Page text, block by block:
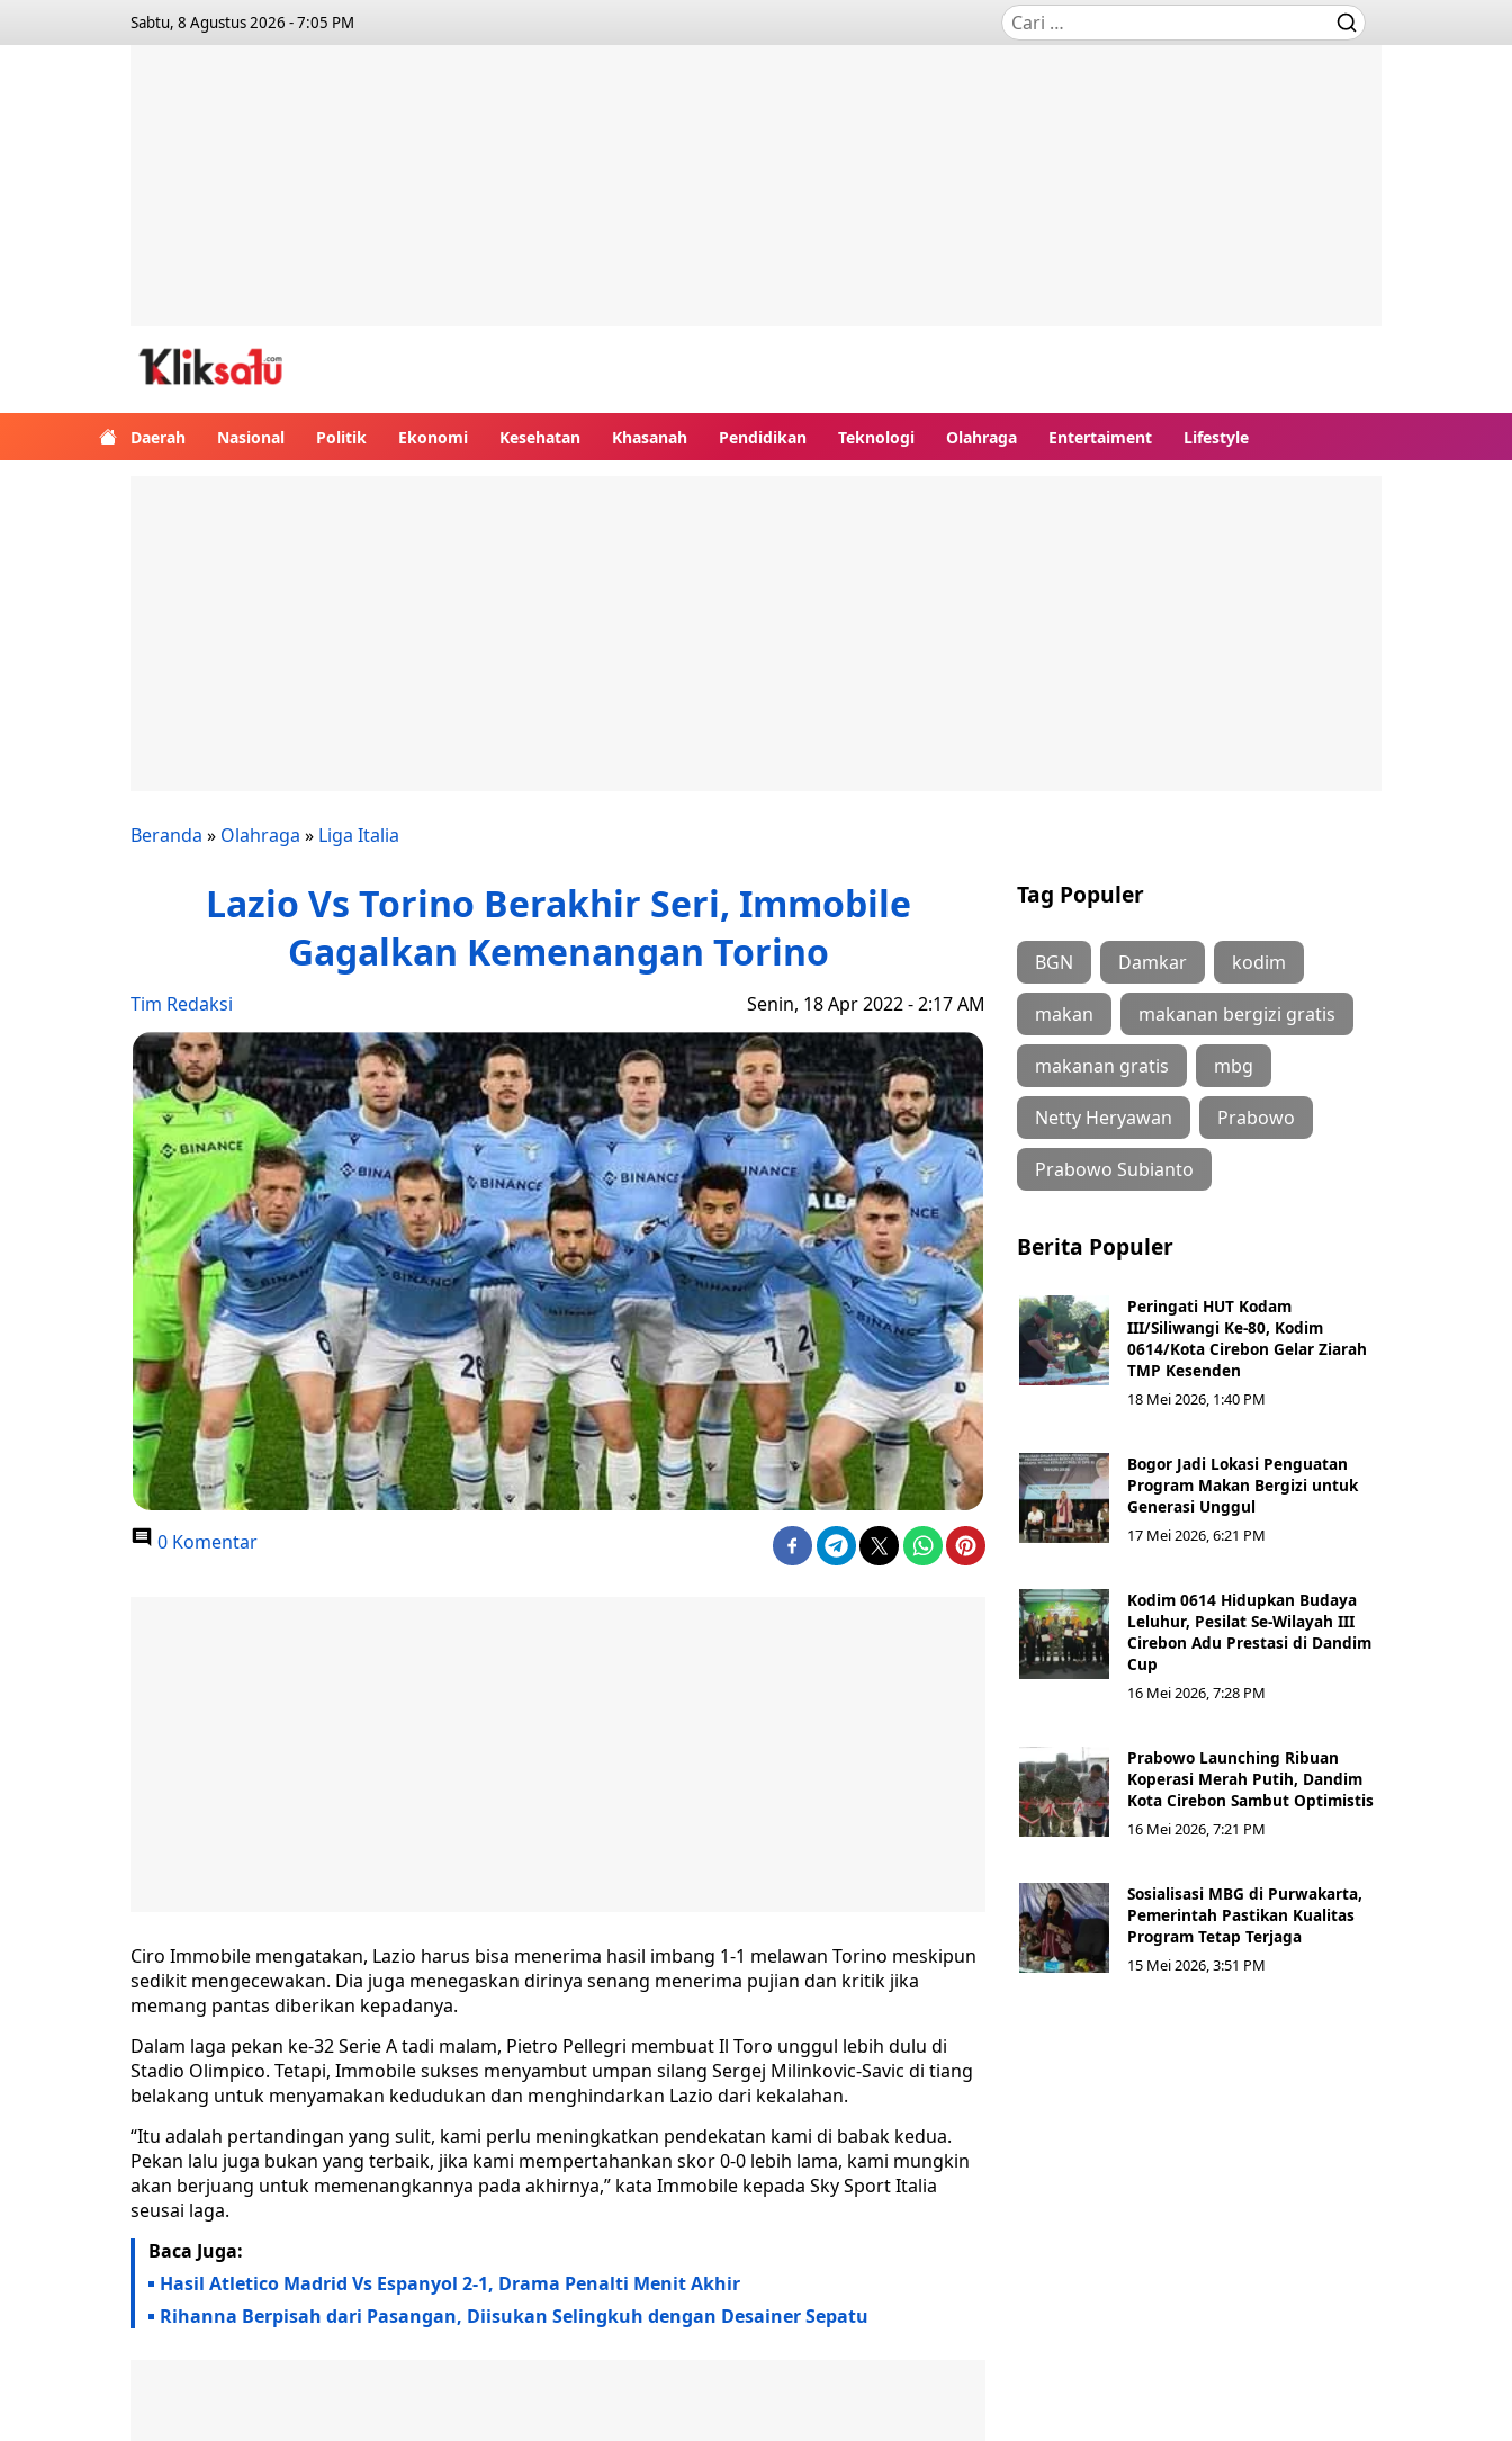
Sabtu, 8 Agustus 2026 - 7:05 PM
Daerah Nasional Politik Ekonomi Kesehatan Khasanah Pendidikan Teknologi Olahraga Entertaiment Lifestyle
Beranda » Olahraga » Liga Italia
Lazio Vs Torino Berakhir Seri, Immobile
Gagalkan Kemenangan Torino
Tim Redaksi Senin, 18 Apr 2022 - 2:17 AM
0 Komentar
Ciro Immobile mengatakan, Lazio harus bisa menerima hasil imbang 1-1 melawan Torino meskipun
sedikit mengecewakan. Dia juga menegaskan dirinya senang menerima pujian dan kritik jika
memang pantas diberikan kepadanya.
Dalam laga pekan ke-32 Serie A tadi malam, Pietro Pellegri membuat Il Toro unggul lebih dulu di
Stadio Olimpico. Tetapi, Immobile sukses menyambut umpan silang Sergej Milinkovic-Savic di tiang
belakang untuk menyamakan kedudukan dan menghindarkan Lazio dari kekalahan.
“Itu adalah pertandingan yang sulit, kami perlu meningkatkan pendekatan kami di babak kedua.
Pekan lalu juga bukan yang terbaik, jika kami mempertahankan skor 0-0 lebih lama, kami mungkin
akan berjuang untuk memenangkannya pada akhirnya,” kata Immobile kepada Sky Sport Italia
seusai laga.
Baca Juga:
Hasil Atletico Madrid Vs Espanyol 2-1, Drama Penalti Menit Akhir
Rihanna Berpisah dari Pasangan, Diisukan Selingkuh dengan Desainer Sepatu
Tag Populer
BGN Damkar kodim
makan makanan bergizi gratis
makanan gratis mbg
Netty Heryawan Prabowo
Prabowo Subianto
Berita Populer
Peringati HUT Kodam
III/Siliwangi Ke-80, Kodim
0614/Kota Cirebon Gelar Ziarah
TMP Kesenden
18 Mei 2026, 1:40 PM
Bogor Jadi Lokasi Penguatan
Program Makan Bergizi untuk
Generasi Unggul
17 Mei 2026, 6:21 PM
Kodim 0614 Hidupkan Budaya
Leluhur, Pesilat Se-Wilayah III
Cirebon Adu Prestasi di Dandim
Cup
16 Mei 2026, 7:28 PM
Prabowo Launching Ribuan
Koperasi Merah Putih, Dandim
Kota Cirebon Sambut Optimistis
16 Mei 2026, 7:21 PM
Sosialisasi MBG di Purwakarta,
Pemerintah Pastikan Kualitas
Program Tetap Terjaga
15 Mei 2026, 3:51 PM